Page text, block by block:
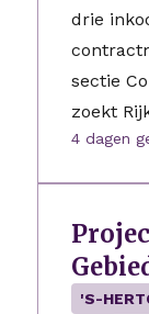
drie
sectie
zoekt
4 dagen
'S-